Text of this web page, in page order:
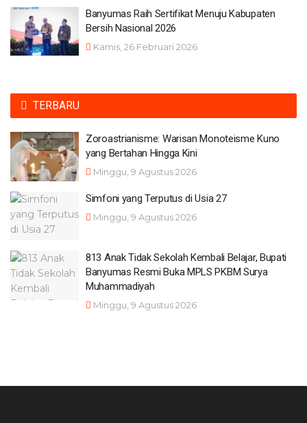
Banyumas Raih Sertifikat Menuju Kabupaten
Bersih Nasional 2026
Kamis, 26 Februari 2026
TERBARU
Zoroastrianisme: Warisan Monoteisme Kuno
yang Bertahan Hingga Kini
Minggu, 9 Agustus 2026
Simfoni yang Terputus di Usia 27
Minggu, 9 Agustus 2026
813 Anak Tidak Sekolah Kembali Belajar, Bupati
Banyumas Resmi Buka MPLS PKBM Surya
Muhammadiyah
Minggu, 9 Agustus 2026